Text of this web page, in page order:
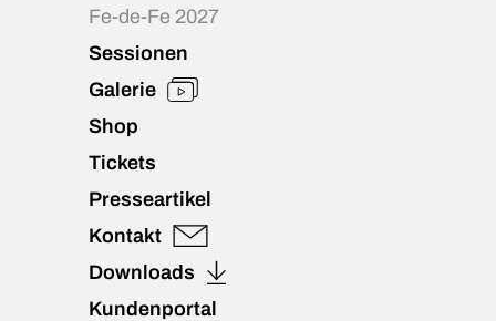
Fe-de-Fe 2027
Sessionen
Galerie
Shop
Tickets
Presseartikel
Kontakt
Downloads
Kundenportal